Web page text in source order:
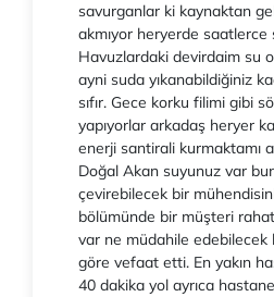
savurganlar ki kaynaktan
akmıyor heryerde saatlerce
Havuzlardaki devirdaim su
ayni suda yıkanabildiğiniz
sıfır. Gece korku filimi gibi
yapıyorlar arkadaş heryer
enerji santirali kurmaktamı
Doğal Akan suyunuz var
çevirebilecek bir
bölümünde bir müşteri
var ne müdahile
göre vefaat etti. En yakın
40 dakika yol ayrıca